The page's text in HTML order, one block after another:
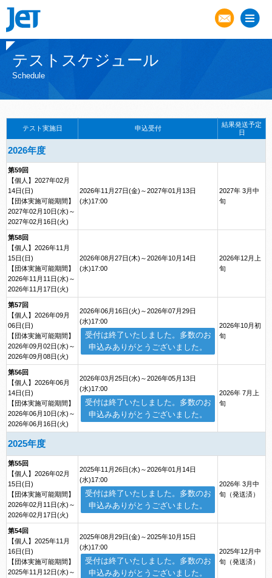
テストスケジュール
Schedule
テスト実施日 申込受付
結果発送予定
日
2026年度
第59回
【個人】2027年02月
14日(日)
【団体実施可能期間】
2027年02月10日(水)～
2027年02月16日(火)
2026年11月27日(金)～2027年01月13日
(水)17:00
2027年 3月中
旬
第58回
【個人】2026年11月
15日(日)
【団体実施可能期間】
2026年11月11日(水)～
2026年11月17日(火)
2026年08月27日(木)～2026年10月14日
(水)17:00
2026年12月上
旬
第57回
【個人】2026年09月
06日(日)
【団体実施可能期間】
2026年09月02日(水)～
2026年09月08日(火)
2026年06月16日(火)～2026年07月29日
(水)17:00
受付は終了いたしました。多数のお
申込みありがとうございました。
2026年10月初
旬
第56回
【個人】2026年06月
14日(日)
【団体実施可能期間】
2026年06月10日(水)～
2026年06月16日(火)
2026年03月25日(水)～2026年05月13日
(水)17:00
受付は終了いたしました。多数のお
申込みありがとうございました。
2026年 7月上
旬
2025年度
第55回
【個人】2026年02月
15日(日)
【団体実施可能期間】
2026年02月11日(水)～
2026年02月17日(火)
2025年11月26日(水)～2026年01月14日
(水)17:00
受付は終了いたしました。多数のお
申込みありがとうございました。
2026年 3月中
旬（発送済）
第54回
【個人】2025年11月
16日(日)
【団体実施可能期間】
2025年11月12日(水)～
2025年08月29日(金)～2025年10月15日
(水)17:00
受付は終了いたしました。多数のお
申込みありがとうございました。
2025年12月中
旬（発送済）